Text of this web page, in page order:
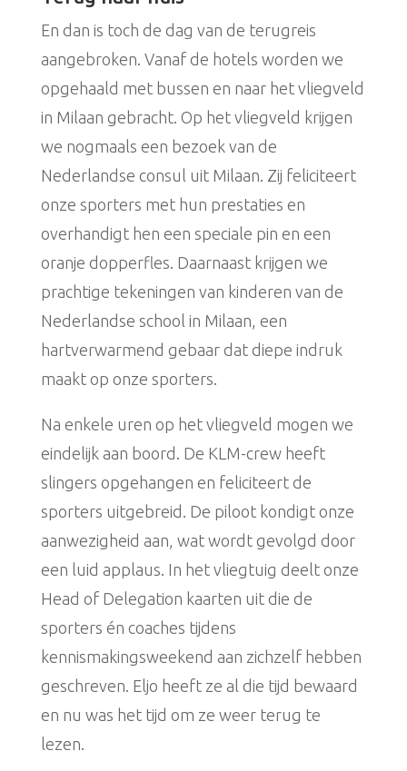
En dan is toch de dag van de terugreis
aangebroken. Vanaf de hotels worden we
opgehaald met bussen en naar het vliegveld
in Milaan gebracht. Op het vliegveld krijgen
we nogmaals een bezoek van de
Nederlandse consul uit Milaan. Zij feliciteert
onze sporters met hun prestaties en
overhandigt hen een speciale pin en een
oranje dopperfles. Daarnaast krijgen we
prachtige tekeningen van kinderen van de
Nederlandse school in Milaan, een
hartverwarmend gebaar dat diepe indruk
maakt op onze sporters.
Na enkele uren op het vliegveld mogen we
eindelijk aan boord. De KLM-crew heeft
slingers opgehangen en feliciteert de
sporters uitgebreid. De piloot kondigt onze
aanwezigheid aan, wat wordt gevolgd door
een luid applaus. In het vliegtuig deelt onze
Head of Delegation kaarten uit die de
sporters én coaches tijdens
kennismakingsweekend aan zichzelf hebben
geschreven. Eljo heeft ze al die tijd bewaard
en nu was het tijd om ze weer terug te
lezen.